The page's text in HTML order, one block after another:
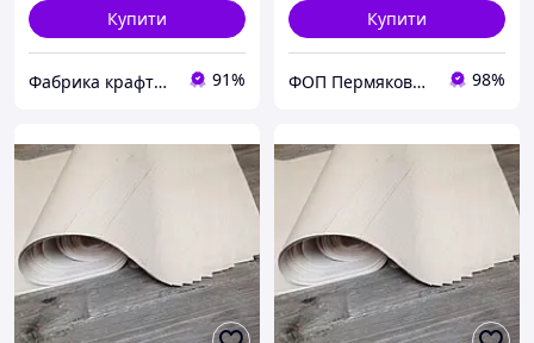
Купити
Фабрика крафту: крафт папір та пакування, обладнання для архівації документів 91%
Купити
ФОП Пермякова Д.Ю. 98%